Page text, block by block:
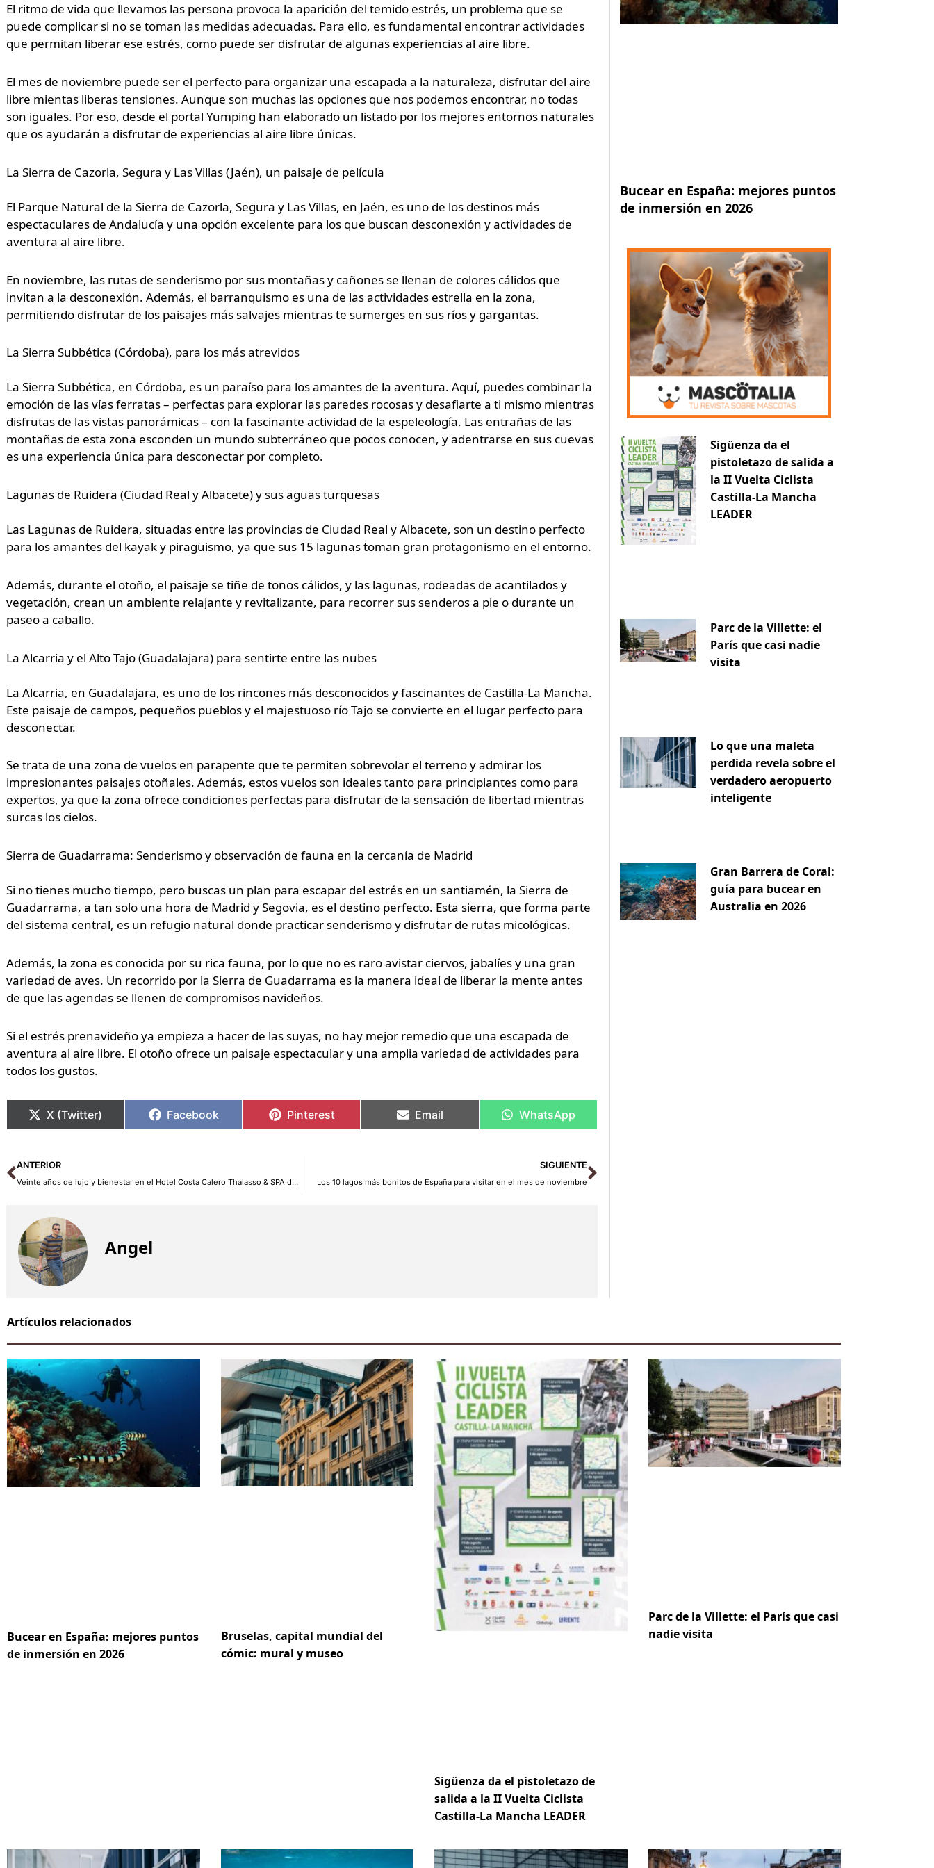
El ritmo de vida que llevamos las persona provoca la aparición del temido estrés, un problema que se
puede complicar si no se toman las medidas adecuadas. Para ello, es fundamental encontrar actividades
que permitan liberar ese estrés, como puede ser disfrutar de algunas experiencias al aire libre.
El mes de noviembre puede ser el perfecto para organizar una escapada a la naturaleza, disfrutar del aire
libre mientas liberas tensiones. Aunque son muchas las opciones que nos podemos encontrar, no todas
son iguales. Por eso, desde el portal Yumping han elaborado un listado por los mejores entornos naturales
que os ayudarán a disfrutar de experiencias al aire libre únicas.
La Sierra de Cazorla, Segura y Las Villas (Jaén), un paisaje de película
El Parque Natural de la Sierra de Cazorla, Segura y Las Villas, en Jaén, es uno de los destinos más
espectaculares de Andalucía y una opción excelente para los que buscan desconexión y actividades de
aventura al aire libre.
En noviembre, las rutas de senderismo por sus montañas y cañones se llenan de colores cálidos que
invitan a la desconexión. Además, el barranquismo es una de las actividades estrella en la zona,
permitiendo disfrutar de los paisajes más salvajes mientras te sumerges en sus ríos y gargantas.
La Sierra Subbética (Córdoba), para los más atrevidos
La Sierra Subbética, en Córdoba, es un paraíso para los amantes de la aventura. Aquí, puedes combinar la
emoción de las vías ferratas – perfectas para explorar las paredes rocosas y desafiarte a ti mismo mientras
disfrutas de las vistas panorámicas – con la fascinante actividad de la espeleología. Las entrañas de las
montañas de esta zona esconden un mundo subterráneo que pocos conocen, y adentrarse en sus cuevas
es una experiencia única para desconectar por completo.
Lagunas de Ruidera (Ciudad Real y Albacete) y sus aguas turquesas
Las Lagunas de Ruidera, situadas entre las provincias de Ciudad Real y Albacete, son un destino perfecto
para los amantes del kayak y piragüismo, ya que sus 15 lagunas toman gran protagonismo en el entorno.
Además, durante el otoño, el paisaje se tiñe de tonos cálidos, y las lagunas, rodeadas de acantilados y
vegetación, crean un ambiente relajante y revitalizante, para recorrer sus senderos a pie o durante un
paseo a caballo.
La Alcarria y el Alto Tajo (Guadalajara) para sentirte entre las nubes
La Alcarria, en Guadalajara, es uno de los rincones más desconocidos y fascinantes de Castilla-La Mancha.
Este paisaje de campos, pequeños pueblos y el majestuoso río Tajo se convierte en el lugar perfecto para
desconectar.
Se trata de una zona de vuelos en parapente que te permiten sobrevolar el terreno y admirar los
impresionantes paisajes otoñales. Además, estos vuelos son ideales tanto para principiantes como para
expertos, ya que la zona ofrece condiciones perfectas para disfrutar de la sensación de libertad mientras
surcas los cielos.
Sierra de Guadarrama: Senderismo y observación de fauna en la cercanía de Madrid
Si no tienes mucho tiempo, pero buscas un plan para escapar del estrés en un santiamén, la Sierra de
Guadarrama, a tan solo una hora de Madrid y Segovia, es el destino perfecto. Esta sierra, que forma parte
del sistema central, es un refugio natural donde practicar senderismo y disfrutar de rutas micológicas.
Además, la zona es conocida por su rica fauna, por lo que no es raro avistar ciervos, jabalíes y una gran
variedad de aves. Un recorrido por la Sierra de Guadarrama es la manera ideal de liberar la mente antes
de que las agendas se llenen de compromisos navideños.
Si el estrés prenavideño ya empieza a hacer de las suyas, no hay mejor remedio que una escapada de
aventura al aire libre. El otoño ofrece un paisaje espectacular y una amplia variedad de actividades para
todos los gustos.
X (Twitter) Facebook Pinterest Email WhatsApp
Ant
ANTERIOR
Veinte años de lujo y bienestar en el Hotel Costa Calero Thalasso & SPA de Lanzarote
SIGUIENTE
Los 10 lagos más bonitos de España para visitar en el mes de noviembre
Siguiente
Angel
Bucear en España: mejores puntos
de inmersión en 2026
Sigüenza da el
pistoletazo de salida a
la II Vuelta Ciclista
Castilla-La Mancha
LEADER
Parc de la Villette: el
París que casi nadie
visita
Lo que una maleta
perdida revela sobre el
verdadero aeropuerto
inteligente
Gran Barrera de Coral:
guía para bucear en
Australia en 2026
Artículos relacionados
Bucear en España: mejores puntos
de inmersión en 2026
Bruselas, capital mundial del
cómic: mural y museo
Sigüenza da el pistoletazo de
salida a la II Vuelta Ciclista
Castilla-La Mancha LEADER
Parc de la Villette: el París que casi
nadie visita